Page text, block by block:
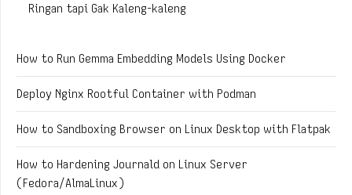
Ringan tapi Gak Kaleng-kaleng
How to Run Gemma Embedding Models Using Docker
Deploy Nginx Rootful Container with Podman
How to Sandboxing Browser on Linux Desktop with Flatpak
How to Hardening Journald on Linux Server
(Fedora/AlmaLinux)